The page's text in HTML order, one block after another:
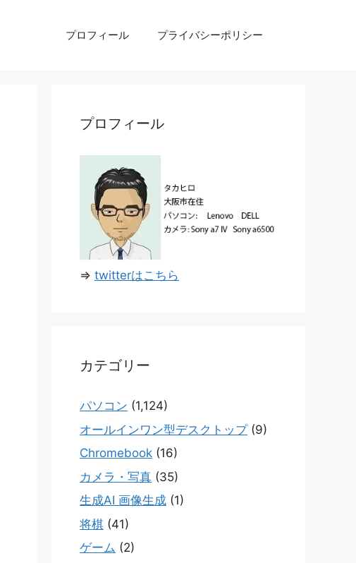
プロフィール プライバシーポリシー
プロフィール
⇒ twitterはこちら
カテゴリー
パソコン (1,124)
オールインワン型デスクトップ(9)
Chromebook (16)
カメラ・写真 (35)
生成AI 画像生成 (1)
将棋 (41)
ゲーム (2)